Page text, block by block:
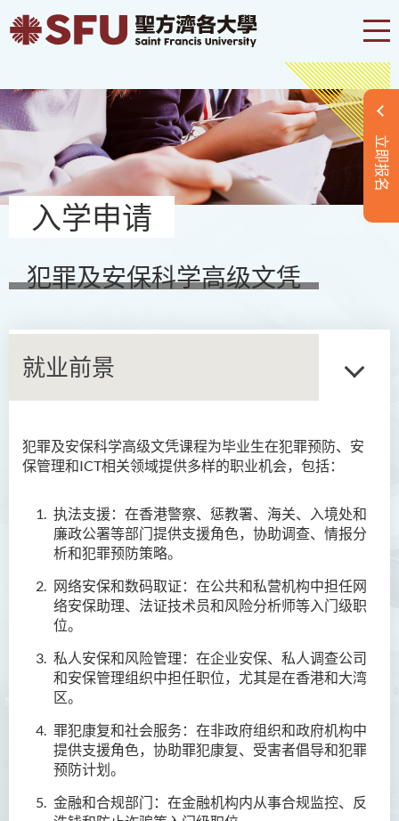
立即报名
入学申请
犯罪及安保科学高级文凭
就业前景
犯罪及安保科学高级文凭课程为毕业生在犯罪预防、安
保管理和ICT相关领域提供多样的职业机会，包括：
执法支援：在香港警察、惩教署、海关、入境处和
廉政公署等部门提供支援角色，协助调查、情报分
析和犯罪预防策略。
网络安保和数码取证：在公共和私营机构中担任网
络安保助理、法证技术员和风险分析师等入门级职
位。
私人安保和风险管理：在企业安保、私人调查公司
和安保管理组织中担任职位，尤其是在香港和大湾
区。
罪犯康复和社会服务：在非政府组织和政府机构中
提供支援角色，协助罪犯康复、受害者倡导和犯罪
预防计划。
金融和合规部门：在金融机构内从事合规监控、反
商务学副学士
级文凭 (全日制/兼读制)
简介
课程目标
课程学习成果
就业前景
学费